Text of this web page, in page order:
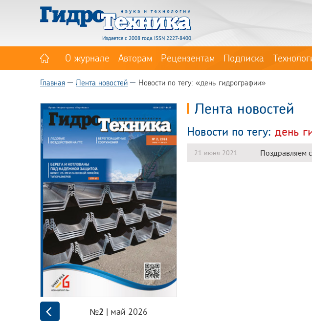
Издается с 2008 года. ISSN 2227-8400
О журнале Авторам Рецензентам Подписка
Главная Лента новостей Новости по тегу: «день гидрографии»
№2 | май 2026
Лента новостей
Новости по тегу: день
21 июня 2021 Поздравляем